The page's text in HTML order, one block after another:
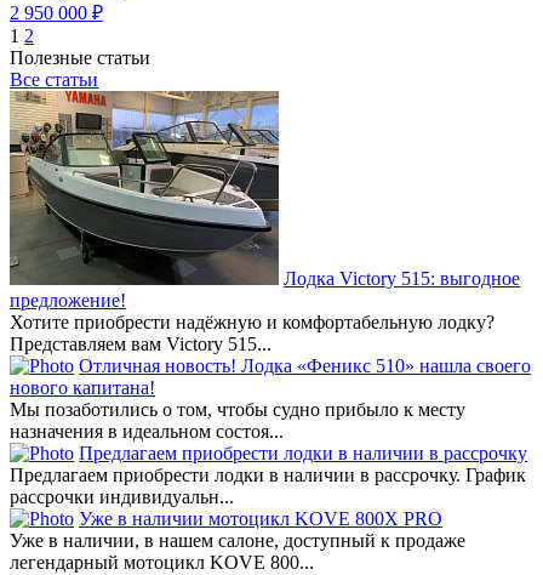
2 950 000 ₽
1 2
Полезные статьи
Все статьи
Лодка Victory 515: выгодное
предложение!
Хотите приобрести надёжную и комфортабельную лодку?
Представляем вам Victory 515...
Отличная новость! Лодка «Феникс 510» нашла своего
нового капитана!
Мы позаботились о том, чтобы судно прибыло к месту
назначения в идеальном состоя...
Предлагаем приобрести лодки в наличии в рассрочку
Предлагаем приобрести лодки в наличии в рассрочку. График
рассрочки индивидуальн...
Уже в наличии мотоцикл KOVE 800X PRO
Уже в наличии, в нашем салоне, доступный к продаже
легендарный мотоцикл KOVE 800...